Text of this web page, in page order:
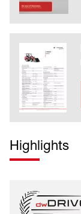
Highlights